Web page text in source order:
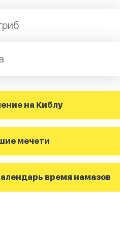
на Киблу
мечети
время намазов